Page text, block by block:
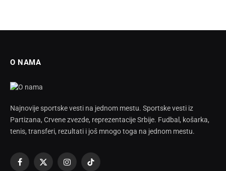
O NAMA
Najnovije sportske vesti na jednom mestu. Sportske vesti iz
Partizana, Crvene zvezde, reprezentacije Srbije. Fudbal, košarka,
tenis, transferi, rezultati i još mnogo toga na jednom mestu.
Facebook
X
InstagramTikTok